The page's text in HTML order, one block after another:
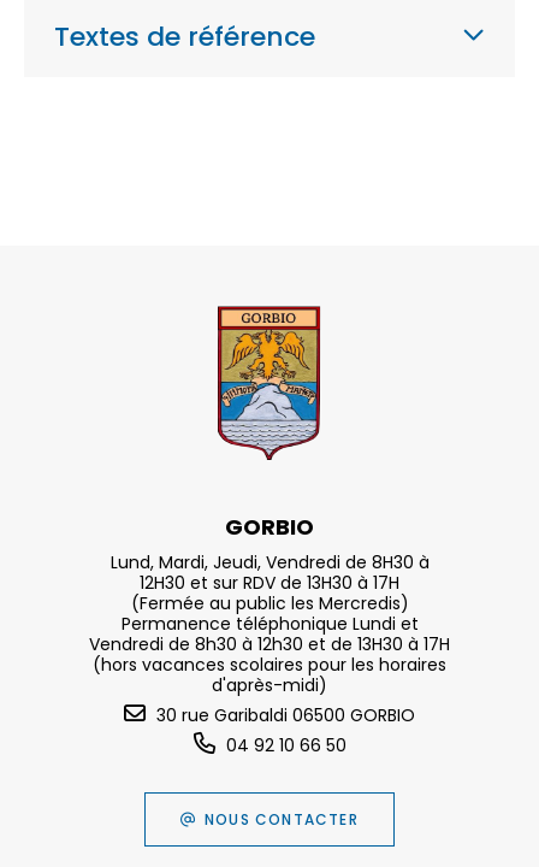
Textes de référence
GORBIO
Lund, Mardi, Jeudi, Vendredi de 8H30 à
12H30 et sur RDV de 13H30 à 17H
(Fermée au public les Mercredis)
Permanence téléphonique Lundi et
Vendredi de 8h30 à 12h30 et de 13H30 à 17H
(hors vacances scolaires pour les horaires
d'après-midi)
30 rue Garibaldi 06500 GORBIO
04 92 10 66 50
NOUS CONTACTER